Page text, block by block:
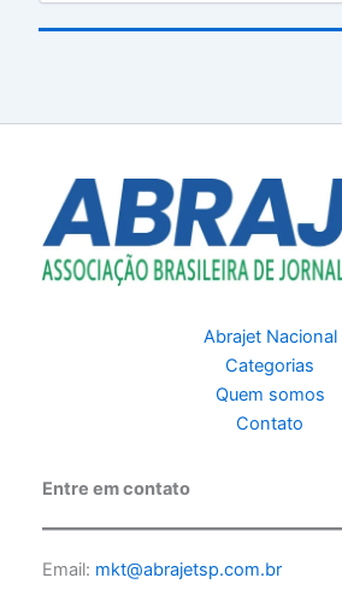
Abrajet Nacional
Categorias
Quem somos
Contato
Entre em contato
Email: mkt@abrajetsp.com.br